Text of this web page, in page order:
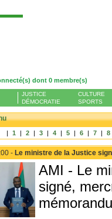
Se
dont 0 membre(s)
JUSTICE
DÉMOCRATIE
CULTURE
SPORTS
| 1 | 2 | 3 | 4 | 5 | 6 | 7 | 8
- Le ministre de la Justice
AMI - Le
signé,